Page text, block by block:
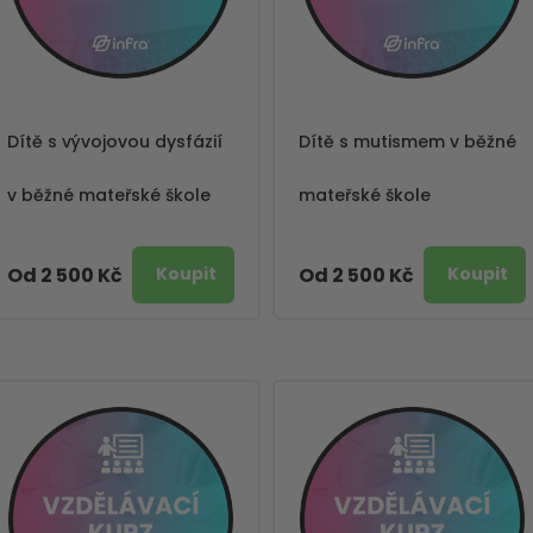
Dítě s vývojovou dysfázií
v běžné mateřské škole
Od 2 500 Kč
Dítě s mutismem v běžné
mateřské škole
Od 2 500 Kč